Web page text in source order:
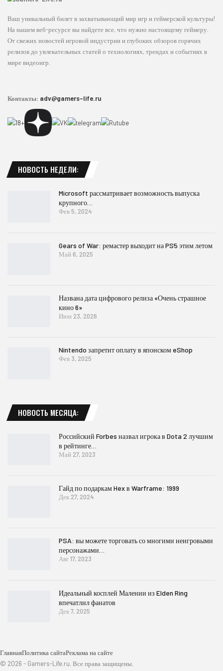
Ваш уникальный билет в захватывающий мир игр и геймерской культуры!
На нашем веб-ресурсе вы найдете все, что нужно настоящему геймеру.
От свежих новостей игровой индустрии и глубоких обзоров горячих
релизов до увлекательных статей о технологиях, трендах и событиях в
мире видеоигр.
Контакты: adv@gamers-life.ru
НОВОСТЬ НЕДЕЛИ:
Microsoft рассматривает возможность выпуска
крупного…
Фев 5, 2024
Gears of War: ремастер выходит на PS5 этим летом
Май 6, 2025
Названа дата цифрового релиза «Очень страшное
кино 6»
Июн 23, 2026
Nintendo запретит оплату в японском eShop
Фев 3, 2025
НОВОСТЬ МЕСЯЦА:
Российский Forbes назвал игрока в Dota 2 лучшим
в рейтинге…
Май 27, 2023
Гайд по подаркам Hex в Warframe: 1999
Дек 27, 2024
PSA: вы можете торговать со многими неигровыми
персонажами…
Авг 17, 2023
Идеальный косплей Малении из Elden Ring
впечатлил фанатов
Дек 7, 2025
ГлавнаяПолитика сайтаРеклама на сайте
© 2026 - Gamers-Life.ru. Все права защищены.